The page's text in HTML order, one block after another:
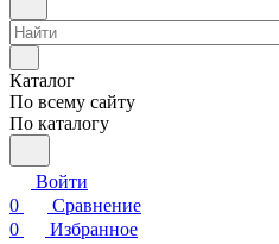
Каталог
По всему сайту
По каталогу
Войти
0
Сравнение
0
Избранное